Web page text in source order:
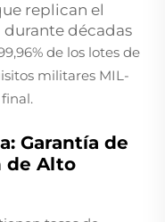
replican el
décadas
de los lotes de
militares MIL-
Garantía de
de Alto